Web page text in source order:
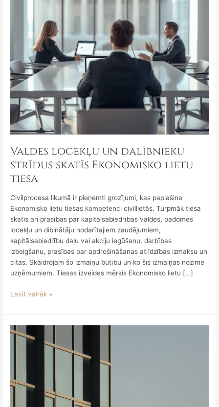
Valdes locekļu un dalībnieku
strīdus skatīs Ekonomisko lietu
tiesa
Civilprocesa likumā ir pieņemti grozījumi, kas paplašina
Ekonomisko lietu tiesas kompetenci civillietās. Turpmāk tiesa
skatīs arī prasības par kapitālsabiedrības valdes, padomes
locekļu un dibinātāju nodarītajiem zaudējumiem,
kapitālsabiedrību daļu vai akciju iegūšanu, darbības
izbeigšanu, prasības par apdrošināšanas atlīdzības izmaksu un
citas. Skaidrojam šo izmaiņu būtību un ko šīs izmaiņas nozīmē
uzņēmumiem. Tiesas izveides mērķis Ekonomisko lietu […]
Lasīt vairāk »
Turpmāk
akciju
kategorijām